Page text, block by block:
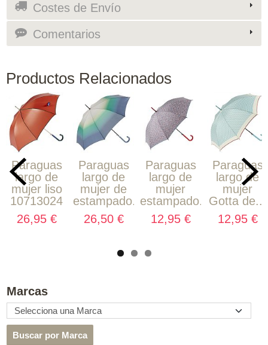
Marcas
Costes de Envío
Comentarios
Productos Relacionados
Paraguas
largo de
mujer liso
10713024
26,95 €
Paraguas
largo de
mujer de
estampado...
26,50 €
Paraguas
largo de
mujer
estampado...
12,95 €
Paraguas
largo de
mujer
Gotta de...
12,95 €